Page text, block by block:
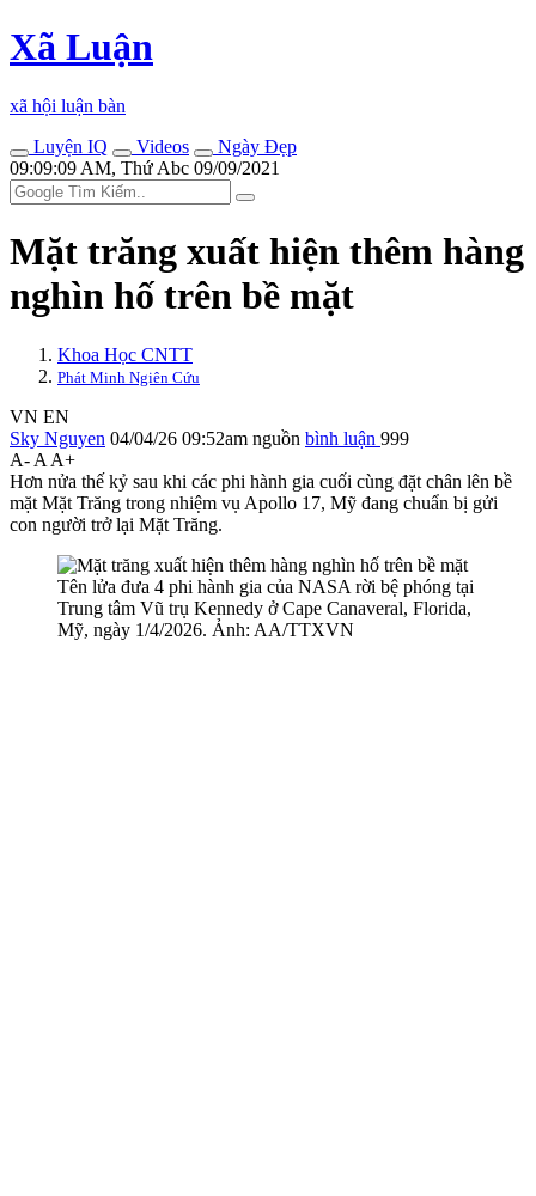
Xã Luận
xã hội luận bàn
Luyện IQ
Videos
Ngày Đẹp
09:09:09 AM, Thứ Abc 09/09/2021
Mặt trăng xuất hiện thêm hàng
nghìn hố trên bề mặt
Khoa Học CNTT
Phát Minh Ngiên Cứu
VN EN
Sky Nguyen 04/04/26 09:52am nguồn bình luận 999
A- A A+
Hơn nửa thế kỷ sau khi các phi hành gia cuối cùng đặt chân lên bề
mặt Mặt Trăng trong nhiệm vụ Apollo 17, Mỹ đang chuẩn bị gửi
con người trở lại Mặt Trăng.
Tên lửa đưa 4 phi hành gia của NASA rời bệ phóng tại
Trung tâm Vũ trụ Kennedy ở Cape Canaveral, Florida,
Mỹ, ngày 1/4/2026. Ảnh: AA/TTXVN